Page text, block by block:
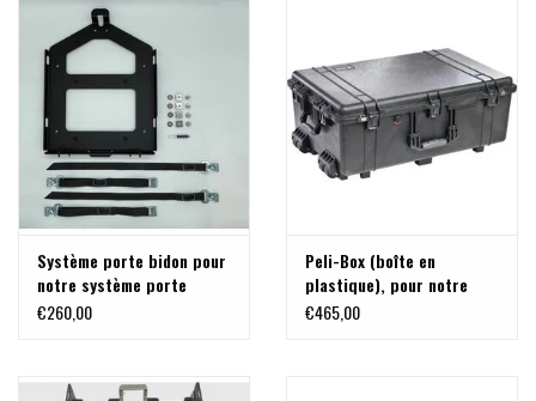
Système porte bidon pour
notre système porte
charge modulable pour VW
€260,00
Peli-Box (boîte en
plastique), pour notre
système porte charge
€465,00